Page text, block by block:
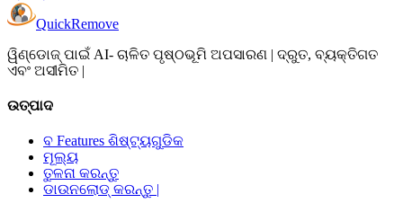
QuickRemove
ୱିଣ୍ଡୋଜ୍ ପାଇଁ AI- ଚାଳିତ ପୃଷ୍ଠଭୂମି ଅପସାରଣ | ଦ୍ରୁତ, ବ୍ୟକ୍ତିଗତ
ଏବଂ ଅସୀମିତ |
ଉତ୍ପାଦ
ବ Features ଶିଷ୍ଟ୍ୟଗୁଡିକ
ମୂଲ୍ୟ
ତୁଳନା କରନ୍ତୁ
ଡାଉନଲୋଡ୍ କରନ୍ତୁ |